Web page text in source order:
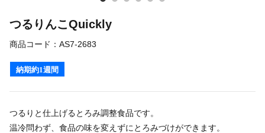
つるりんこQuickly
商品コード： AS7-2683
納期約1週間
つるりと仕上げるとろみ調整食品です。
温冷問わず、食品の味を変えずにとろみづけができます。